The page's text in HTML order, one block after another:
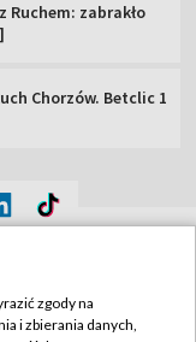
Ruchem: zabrakło
Chorzów. Betclic 1
zgody na
i zbierania danych,